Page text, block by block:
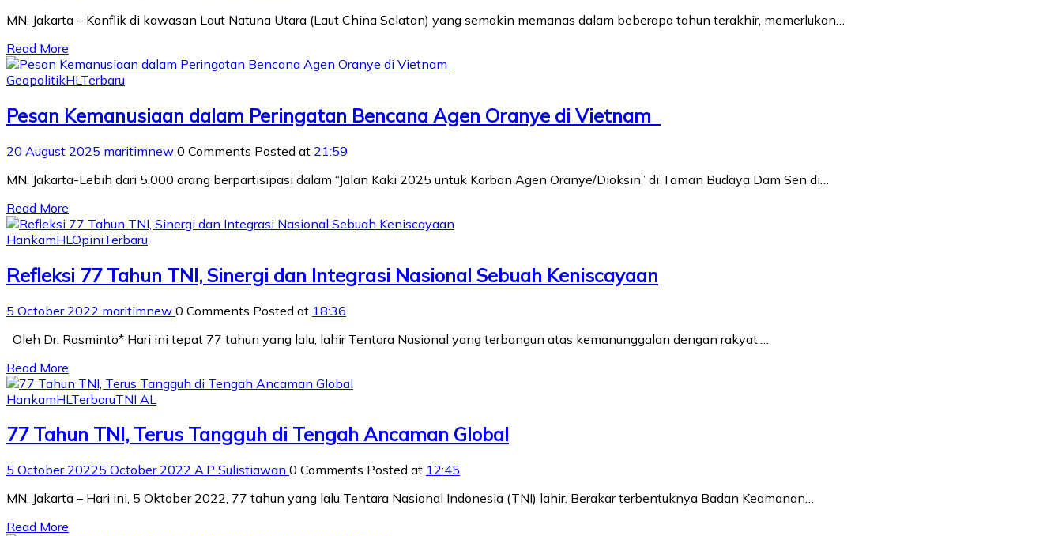
MN, Jakarta – Konflik di kawasan Laut Natuna Utara (Laut China Selatan) yang semakin memanas dalam beberapa tahun terakhir, memerlukan…
Read More
GeopolitikHL Terbaru
Pesan Kemanusiaan dalam Peringatan Bencana Agen Oranye di Vietnam
20 August 2025 maritimnew 0 Comments Posted at 21:59
MN, Jakarta-Lebih dari 5.000 orang berpartisipasi dalam “Jalan Kaki 2025 untuk Korban Agen Oranye/Dioksin” di Taman Budaya Dam Sen di…
Read More
HankamHL OpiniTerbaru
Refleksi 77 Tahun TNI, Sinergi dan Integrasi Nasional Sebuah Keniscayaan
5 October 2022 maritimnew 0 Comments Posted at 18:36
Oleh Dr. Rasminto* Hari ini tepat 77 tahun yang lalu, lahir Tentara Nasional yang terbangun atas kemanunggalan dengan rakyat,…
Read More
HankamHL TerbaruTNI AL
77 Tahun TNI, Terus Tangguh di Tengah Ancaman Global
5 October 20225 October 2022 A.P Sulistiawan 0 Comments Posted at 12:45
MN, Jakarta – Hari ini, 5 Oktober 2022, 77 tahun yang lalu Tentara Nasional Indonesia (TNI) lahir. Berakar terbentuknya Badan Keamanan…
Read More